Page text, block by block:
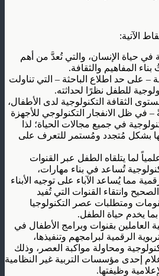
الآتية:
في حياة الإنسان، والتي تُعدَّ من أهم
المفاهيم والثقافة.
– على حد اطلاع الباحثة – التي تناولت
للطفل نظرًا لحداثته.
الثقافة التكنولوجية لدى الأطفال،
– في ظل الانفجار التكنولوجي للأجهزة
في جميع مجالات الحياة؛ لذا
بشكل مُتجدد ومُستمر للتعرف على
لما يتلقاه الطفل عبر القنوات
تُساعد في بناء مهارات،
مما يُساعد الآباء على توجيه الأبناء
وانتقاء القنوات التي تُفيد
ومتطلبات عصر التكنولوجيا
يخدم حياة الطفل.
العاملين بقنوات وبرامج الأطفال في
الرقمية لبرامجهم وتنفيذها،
ومحاولة مواكبة العصر، وذلك
إحدى مؤسسات التربية غير النظامية
وظيفتها.